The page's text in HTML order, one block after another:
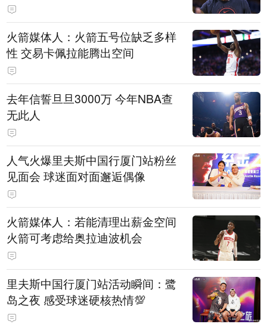
火箭媒体人：火箭五号位缺乏多样
性 交易卡佩拉能腾出空间
去年信誓旦旦3000万 今年NBA查
无此人
人气火爆里夫斯中国行厦门站粉丝
见面会 球迷面对面邂逅偶像
火箭媒体人：若能清理出薪金空间
火箭可考虑给奥拉迪波机会
里夫斯中国行厦门站活动瞬间：鹭
岛之夜 感受球迷硬核热情💯